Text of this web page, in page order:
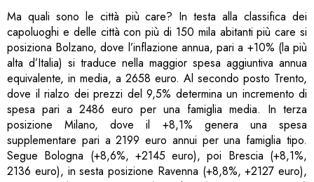
Ma quali sono le città più care? In testa alla classifica dei
capoluoghi e delle città con più di 150 mila abitanti più care si
posiziona Bolzano, dove l’inflazione annua, pari a +10% (la più
alta d’Italia) si traduce nella maggior spesa aggiuntiva annua
equivalente, in media, a 2658 euro. Al secondo posto Trento,
dove il rialzo dei prezzi del 9,5% determina un incremento di
spesa pari a 2486 euro per una famiglia media. In terza
posizione Milano, dove il +8,1% genera una spesa
supplementare pari a 2199 euro annui per una famiglia tipo.
Segue Bologna (+8,6%, +2145 euro), poi Brescia (+8,1%,
2136 euro), in sesta posizione Ravenna (+8,8%, +2127 euro),